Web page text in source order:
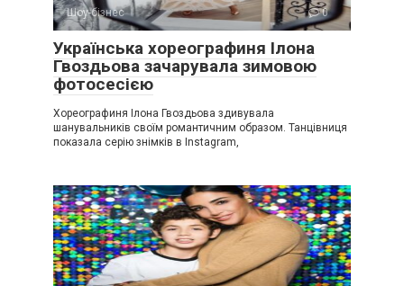
Шоу-бізнес 0
Українська хореографиня Ілона
Гвоздьова зачарувала зимовою
фотосесією
Хореографиня Ілона Гвоздьова здивувала
шанувальників своїм романтичним образом. Танцівниця
показала серію знімків в Instagram,